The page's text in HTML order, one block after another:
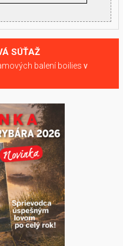
SÚŤAŽ
balení boilies v